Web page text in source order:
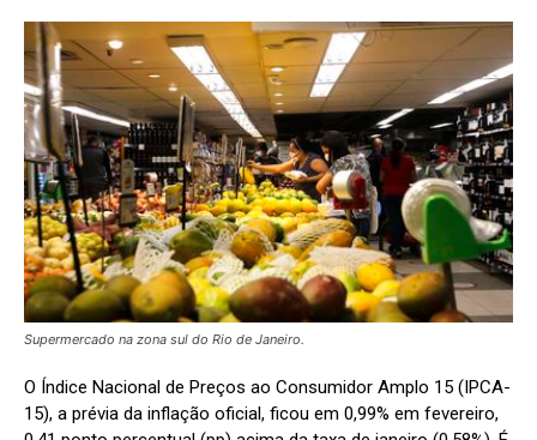
Supermercado na zona sul do Rio de Janeiro.
O Índice Nacional de Preços ao Consumidor Amplo 15 (IPCA-
15), a prévia da inflação oficial, ficou em 0,99% em fevereiro,